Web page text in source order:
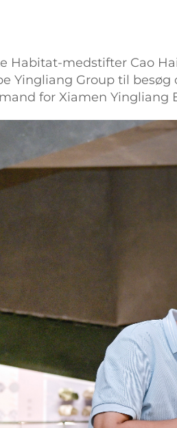
Habitat-medstifter Cao
Yingliang Group til
for Xiamen Yingliang